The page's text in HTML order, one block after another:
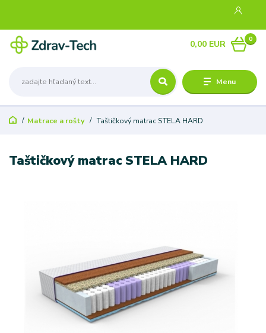
Menu
0
0,00 EUR
Matrace a rošty Taštičkový matrac STELA HARD
Taštičkový matrac STELA HARD